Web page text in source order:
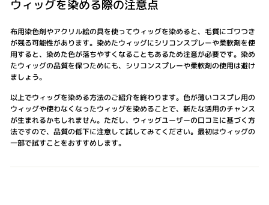
ウィッグを染める際の注意点
布用染色剤やアクリル絵の具を使ってウィッグを染めると、毛質にゴワつき
が残る可能性があります。染めたウィッグにシリコンスプレーや柔軟剤を使
用すると、染めた色が落ちやすくなることもあるため注意が必要です。染め
たウィッグの品質を保つためにも、シリコンスプレーや柔軟剤の使用は避け
ましょう。
以上でウィッグを染める方法のご紹介を終わります。色が薄いコスプレ用の
ウィッグや使わなくなったウィッグを染めることで、新たな活用のチャンス
が生まれるかもしれません。ただし、ウィッグユーザーの口コミに基づく方
法ですので、品質の低下に注意して試してみてください。最初はウィッグの
一部で試すことをおすすめします。